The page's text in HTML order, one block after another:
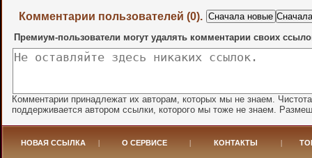
Комментарии пользователей (0).
Премиум-пользователи могут удалять комментарии своих
Комментарии принадлежат их авторам, которых мы не знаем.
поддерживается автором ссылки, которого мы тоже не знаем.
НОВАЯ ССЫЛКА О СЕРВИСЕ КОНТАКТЫ